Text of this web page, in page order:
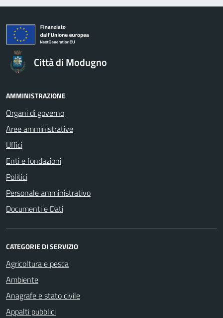
Città di Modugno
AMMINISTRAZIONE
Organi di governo
Aree amministrative
Uffici
Enti e fondazioni
Politici
Personale amministrativo
Documenti e Dati
CATEGORIE DI SERVIZIO
Agricoltura e pesca
Ambiente
Anagrafe e stato civile
Appalti pubblici